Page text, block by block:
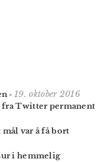
-19. oktober 2016
fra Twitter permanent
var å få bort
i hemmelig